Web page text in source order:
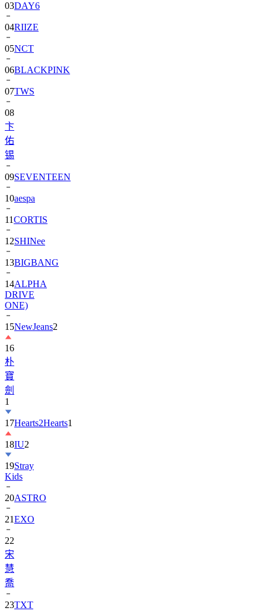
04RIIZE
05NCT
06BLACKPINK
07TWS
08
卞
佑
锡
09
10aespa
11CORTIS
12SHINee
13BIGBANG
14ALPHA
DRIVE
ONE)
15NewJeans
16
朴
寶
劍
1
17
18IU2
19Stray
Kids
20ASTRO
21EXO
22
宋
慧
喬
23
24Suzy